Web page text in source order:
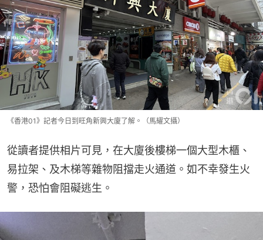
《香港01》記者今日到旺角新興大廈了解。（馬耀文攝）
從讀者提供相片可見，在大廈後樓梯一個大型木櫃、
易拉架、及木梯等雜物阻擋走火通道。如不幸發生火
警，恐怕會阻礙逃生。